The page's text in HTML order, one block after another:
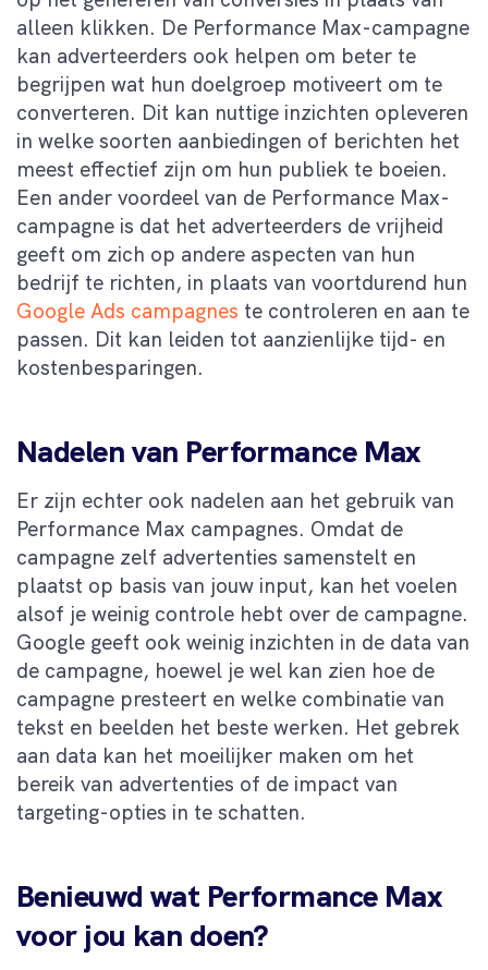
alleen klikken. De Performance Max-campagne
kan adverteerders ook helpen om beter te
begrijpen wat hun doelgroep motiveert om te
converteren. Dit kan nuttige inzichten opleveren
in welke soorten aanbiedingen of berichten het
meest effectief zijn om hun publiek te boeien.
Een ander voordeel van de Performance Max-
campagne is dat het adverteerders de vrijheid
geeft om zich op andere aspecten van hun
bedrijf te richten, in plaats van voortdurend hun
Google Ads campagnes te controleren en aan te
passen. Dit kan leiden tot aanzienlijke tijd- en
kostenbesparingen.
Nadelen van Performance Max
Er zijn echter ook nadelen aan het gebruik van
Performance Max campagnes. Omdat de
campagne zelf advertenties samenstelt en
plaatst op basis van jouw input, kan het voelen
alsof je weinig controle hebt over de campagne.
Google geeft ook weinig inzichten in de data van
de campagne, hoewel je wel kan zien hoe de
campagne presteert en welke combinatie van
tekst en beelden het beste werken. Het gebrek
aan data kan het moeilijker maken om het
bereik van advertenties of de impact van
targeting-opties in te schatten.
Benieuwd wat Performance Max
voor jou kan doen?